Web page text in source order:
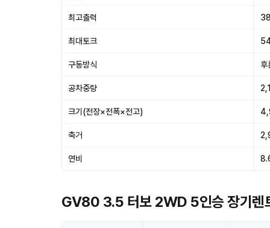
최고출력
최대토크
구동방식 후
공차중량
크기(전장×전폭×전고)
축거
연비
GV80 3.5 터보 2WD 5인승 장기렌